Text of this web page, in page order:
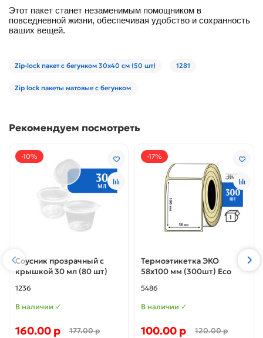
Этот пакет станет незаменимым помощником в
повседневной жизни, обеспечивая удобство и сохранность
ваших вещей.
Zip-lock пакет с бегунком 30х40 см (50 шт) 1281
Zip lock пакеты матовые с бегунком
Рекомендуем посмотреть
-10%
Соусник прозрачный с
крышкой 30 мл (80 шт)
1236
В наличии ✓
160.00 р 177.00 р
-17%
Термоэтикетка ЭКО
58x100 мм (300шт) Eco
5486
В наличии ✓
100.00 р 120.00 р